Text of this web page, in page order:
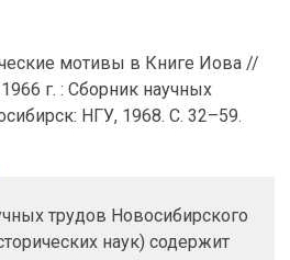
мотивы в Книге Иова //
г. : Сборник научных
НГУ, 1968. С. 32–59.
трудов Новосибирского
наук) содержит